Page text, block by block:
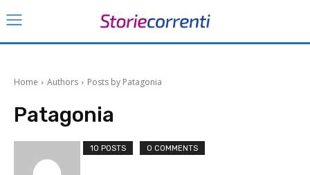
Home Authors Posts by Patagonia
Patagonia
10 POSTS 0 COMMENTS